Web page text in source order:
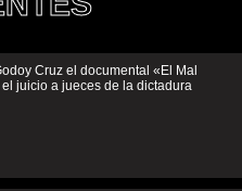
Cruz el documental «El Mal
juicio a jueces de la dictadura